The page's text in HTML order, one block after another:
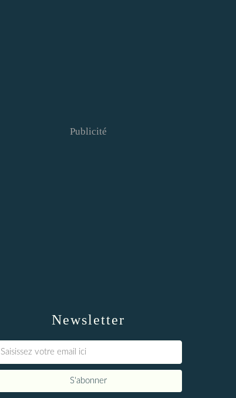
Newsletter
Publicité